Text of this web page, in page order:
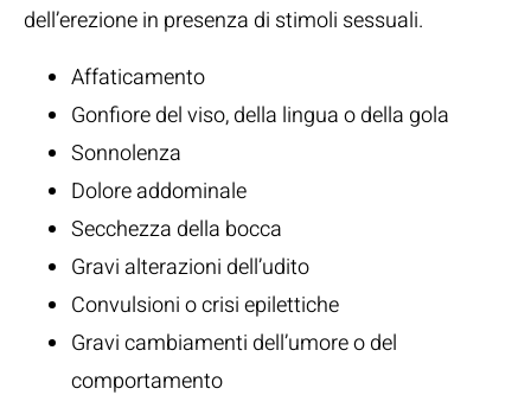
dell’erezione in presenza di stimoli sessuali.
Affaticamento
Gonfiore del viso, della lingua o della gola
Sonnolenza
Dolore addominale
Secchezza della bocca
Gravi alterazioni dell’udito
Convulsioni o crisi epilettiche
Gravi cambiamenti dell’umore o del
comportamento